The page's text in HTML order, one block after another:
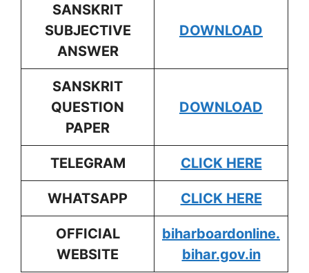
SANSKRIT
SUBJECTIVE
ANSWER
DOWNLOAD
SANSKRIT
QUESTION
PAPER
DOWNLOAD
TELEGRAM CLICK HERE
WHATSAPP CLICK HERE
OFFICIAL
WEBSITE
biharboardonline.
bihar.gov.in